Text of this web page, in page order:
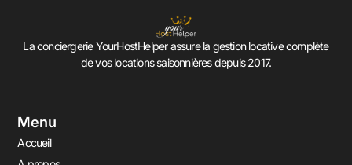
La conciergerie YourHostHelper assure la gestion locative complète
de vos locations saisonnières depuis 2017.
Menu
Accueil